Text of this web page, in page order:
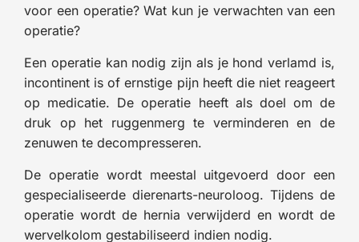
voor een operatie? Wat kun je verwachten van een
operatie?
Een operatie kan nodig zijn als je hond verlamd is,
incontinent is of ernstige pijn heeft die niet reageert
op medicatie. De operatie heeft als doel om de
druk op het ruggenmerg te verminderen en de
zenuwen te decompresseren.
De operatie wordt meestal uitgevoerd door een
gespecialiseerde dierenarts-neuroloog. Tijdens de
operatie wordt de hernia verwijderd en wordt de
wervelkolom gestabiliseerd indien nodig.